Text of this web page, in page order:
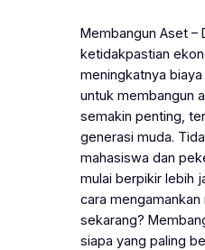
Membangun Aset –
ketidakpastian
meningkatnya
untuk membangun
semakin penting,
generasi muda.
mahasiswa dan
mulai berpikir lebih
cara
sekarang?
siapa yang paling